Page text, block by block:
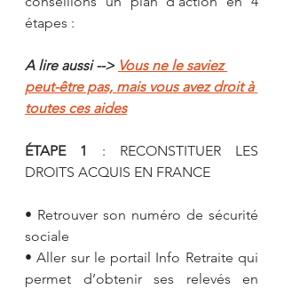
étapes :
A lire aussi --> Vous ne le saviez
peut-être pas, mais vous avez droit à
toutes ces aides
ÉTAPE 1
: RECONSTITUER LES
DROITS ACQUIS EN FRANCE
• Retrouver son numéro de sécurité
sociale
• Aller sur le portail Info Retraite qui
permet d’obtenir ses relevés en